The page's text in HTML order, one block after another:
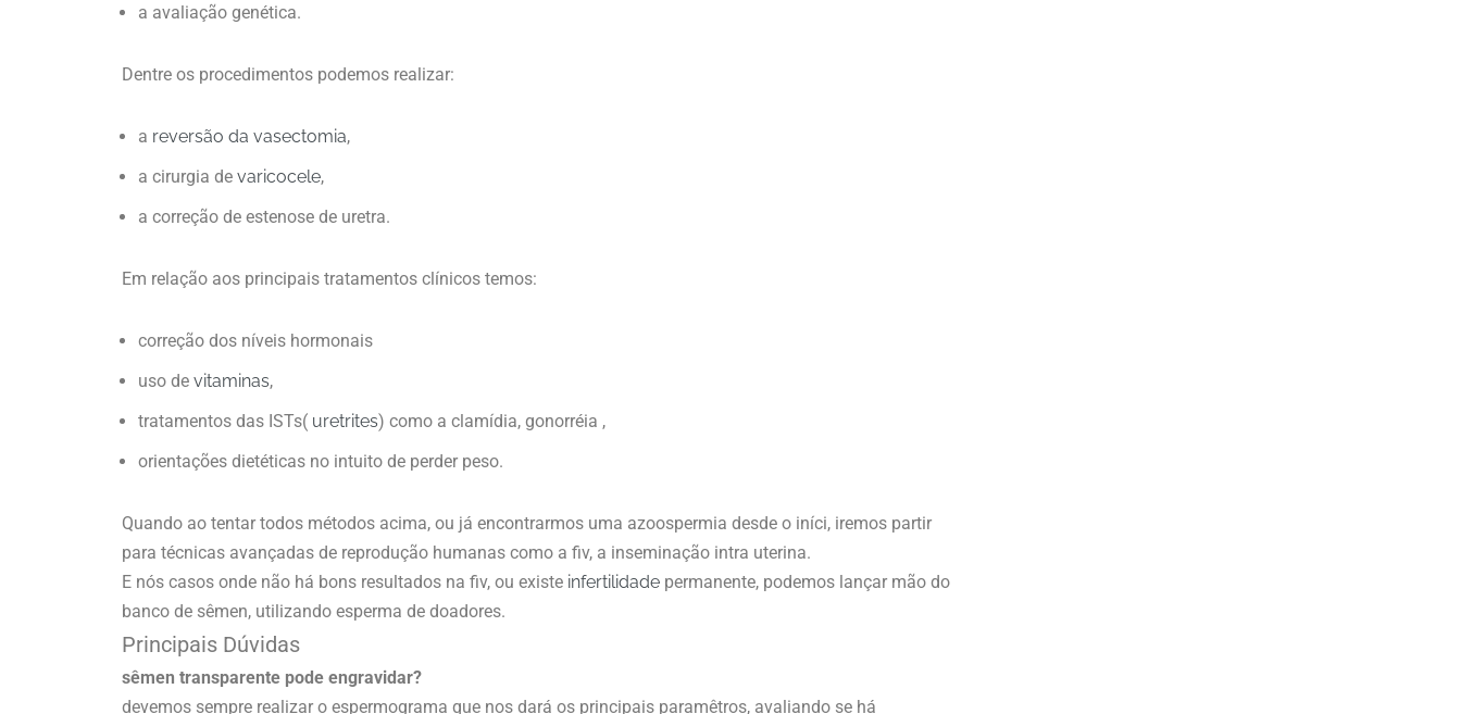
a avaliação genética.
Dentre os procedimentos podemos realizar:
a reversão da vasectomia,
a cirurgia de varicocele,
a correção de estenose de uretra.
Em relação aos principais tratamentos clínicos temos:
correção dos níveis hormonais
uso de vitaminas,
tratamentos das ISTs( uretrites) como a clamídia, gonorréia ,
orientações dietéticas no intuito de perder peso.
Quando ao tentar todos métodos acima, ou já encontrarmos uma azoospermia desde o iníci, iremos partir
para técnicas avançadas de reprodução humanas como a fiv, a inseminação intra uterina.
E nós casos onde não há bons resultados na fiv, ou existe infertilidade permanente, podemos lançar mão do
banco de sêmen, utilizando esperma de doadores.
Principais Dúvidas
sêmen transparente pode engravidar?
devemos sempre realizar o espermograma que nos dará os principais paramêtros, avaliando se há